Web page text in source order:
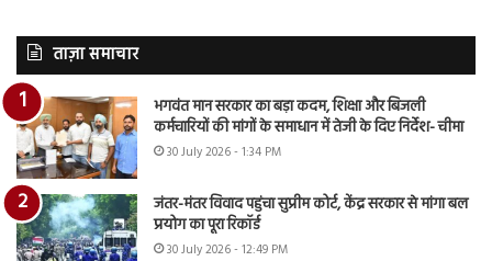
ताज़ा समाचार
भगवंत मान सरकार का बड़ा कदम, शिक्षा और बिजली
कर्मचारियों की मांगों के समाधान में तेजी के दिए निर्देश- चीमा
30 July 2026 - 1:34 PM
जंतर-मंतर विवाद पहुंचा सुप्रीम कोर्ट, केंद्र सरकार से मांगा बल
प्रयोग का पूरा रिकॉर्ड
30 July 2026 - 12:49 PM